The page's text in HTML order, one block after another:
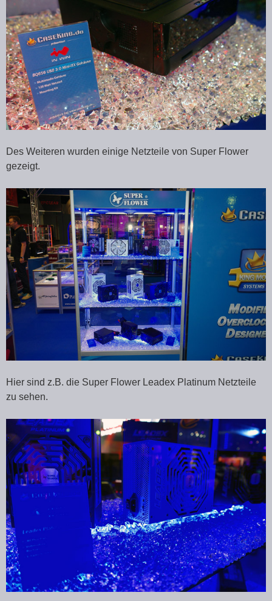
Des Weiteren wurden einige Netzteile von Super Flower
gezeigt.
Hier sind z.B. die Super Flower Leadex Platinum Netzteile
zu sehen.